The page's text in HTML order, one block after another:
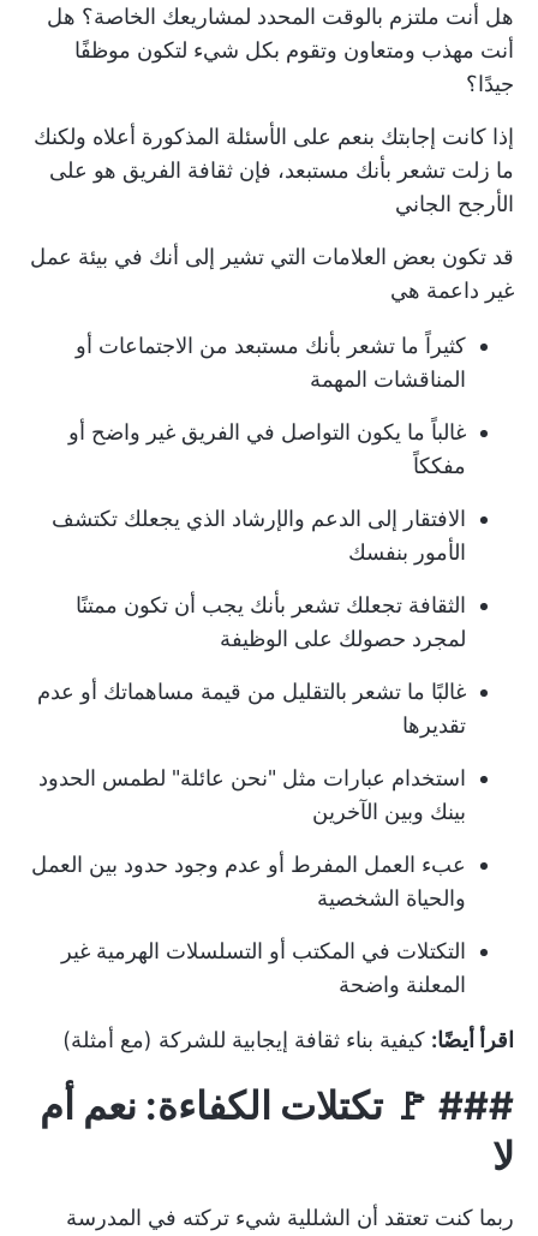
هل أنت ملتزم بالوقت المحدد لمشاريعك الخاصة؟ هل
أنت مهذب ومتعاون وتقوم بكل شيء لتكون موظفًا
جيدًا؟
إذا كانت إجابتك بنعم على الأسئلة المذكورة أعلاه ولكنك
ما زلت تشعر بأنك مستبعد، فإن ثقافة الفريق هو على
الأرجح الجاني
قد تكون بعض العلامات التي تشير إلى أنك في بيئة عمل
غير داعمة هي
كثيراً ما تشعر بأنك مستبعد من الاجتماعات أو
المناقشات المهمة
غالباً ما يكون التواصل في الفريق غير واضح أو
مفككاً
الافتقار إلى الدعم والإرشاد الذي يجعلك تكتشف
الأمور بنفسك
الثقافة تجعلك تشعر بأنك يجب أن تكون ممتنًا
لمجرد حصولك على الوظيفة
غالبًا ما تشعر بالتقليل من قيمة مساهماتك أو عدم
تقديرها
استخدام عبارات مثل "نحن عائلة" لطمس الحدود
بينك وبين الآخرين
عبء العمل المفرط أو عدم وجود حدود بين العمل
والحياة الشخصية
التكتلات في المكتب أو التسلسلات الهرمية غير
المعلنة واضحة
اقرأ أيضًا: كيفية بناء ثقافة إيجابية للشركة (مع أمثلة)
### 🚩تكتلات الكفاءة: نعم أم
لا
ربما كنت تعتقد أن الشللية شيء تركته في المدرسة